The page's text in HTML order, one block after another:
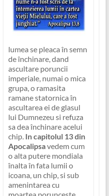
lumea se pleaca în semn
de închinare, dand
ascultare poruncii
imperiale, numai o mica
grupa, o ramasita
ramane statornica în
ascultarea ei de glasul
lui Dumnezeu si refuza
sa dea închinare acelui
chip. In capitolul 13 din
Apocalipsavedem cum
o alta putere mondiala
înalta în fata lumii o
icoana, un chip, si sub
amenintarea cu